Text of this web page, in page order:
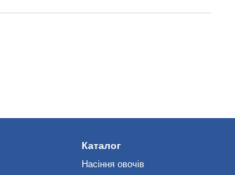
Каталог
Насіння овочів